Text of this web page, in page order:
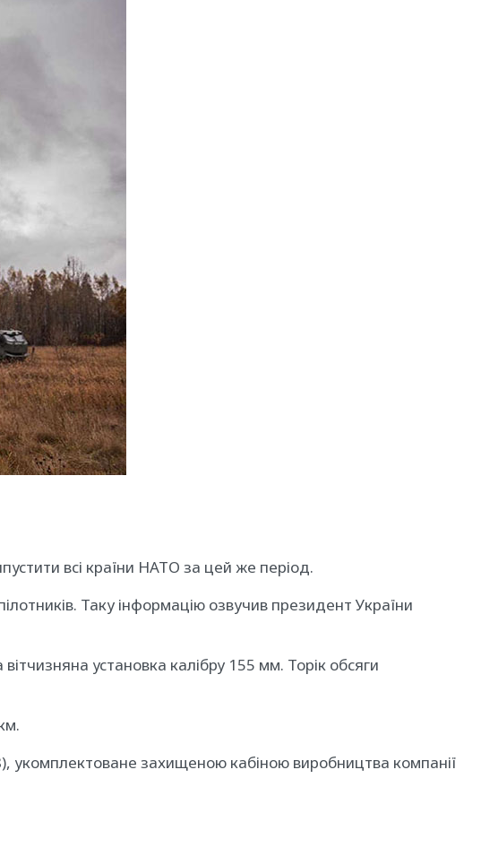
всі країни НАТО за цей же період.
Таку інформацію озвучив президент України
установка калібру 155 мм. Торік обсяги
укомплектоване захищеною кабіною виробництва компанії